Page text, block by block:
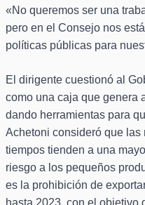
«No queremos ser una
pero en el Consejo nos
políticas públicas para
El dirigente cuestionó al
como una caja que genera
dando herramientas para
Achetoni consideró que
tiempos tienden a una
riesgo a los pequeños
es la prohibición de
hasta 2023, con el objetivo